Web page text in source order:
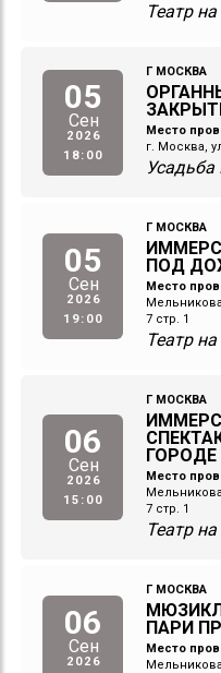
Театр
05
Сен
2026
18:00
Г МОСКВА
Место
г. Москва,
Усадьба
05
Сен
2026
19:00
Г МОСКВА
ПОД
Место
Мельникова
7 стр. 1
Театр
06
Сен
2026
15:00
Г МОСКВА
ГОРОДЕ
Место
Мельникова
7 стр. 1
Театр
06
Сен
2026
Г МОСКВА
ПАРИ
Место
Мельникова